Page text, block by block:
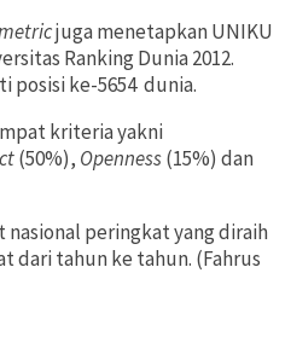
juga menetapkan UNIKU
Ranking Dunia 2012.
posisi ke-5654 dunia.
kriteria yakni
(50%), Openness(15%) dan
peringkat yang diraih
dari tahun ke tahun. (Fahrus